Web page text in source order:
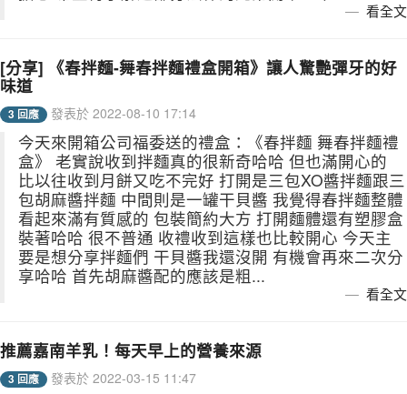
看全文
[分享] 《春拌麵-舞春拌麵禮盒開箱》讓人驚艷彈牙的好
味道
3 回應 發表於 2022-08-10 17:14
今天來開箱公司福委送的禮盒：《春拌麵 舞春拌麵禮
盒》 老實說收到拌麵真的很新奇哈哈 但也滿開心的
比以往收到月餅又吃不完好 打開是三包XO醬拌麵跟三
包胡麻醬拌麵 中間則是一罐干貝醬 我覺得春拌麵整體
看起來滿有質感的 包裝簡約大方 打開麵體還有塑膠盒
裝著哈哈 很不普通 收禮收到這樣也比較開心 今天主
要是想分享拌麵們 干貝醬我還沒開 有機會再來二次分
享哈哈 首先胡麻醬配的應該是粗...
看全文
推薦嘉南羊乳！每天早上的營養來源
3 回應 發表於 2022-03-15 11:47